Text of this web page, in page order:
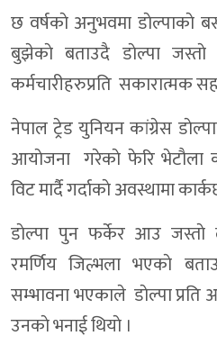
छ वर्षकाे अनुभवमा डाेल्पाकाे
बुझेकाे बताउदै डाेल्पा जस्ताे
कर्मचारीहरुप्रति सकारात्मक
नेपाल ट्रेड युनियन कांग्रेस
आयाेजना गरेकाे फेरि भेटाैला
विट मार्दै गर्दाकाे अवस्थामा
डाेल्पा पुन फर्केर आउ
रमर्णिय जिल्भला भएकाे
सम्भावना भएकाले डाेल्पा प्रति
उनकाे भनाई थियाे ।